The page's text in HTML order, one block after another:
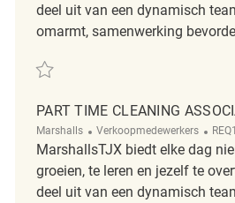
deel uit van een dynamisch
omarmt, samenwerking
Redden Retail part time morning
PART TIME CLEANING
Marshalls Categorie
Verkoopmedewerkers ReqId
MarshallsTJX biedt elke dag
groeien, te leren en jezelf te
deel uit van een dynamisch